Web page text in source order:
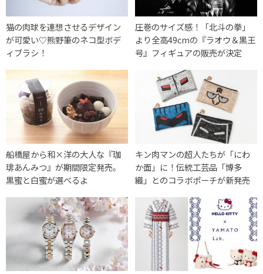
猫の肉球を連想させるデザイン
が可愛い♡熊野筆のネコ型ボデ
ィブラシ！
圧巻のサイズ感！「北斗の拳」
より全高49cmの『ラオウ＆黒王
号』フィギュアの販売が決定
船橋屋から和×洋の大人な『珈
琲あんみつ』が期間限定発売。
黒蜜と白蜜が選べるよ
キン肉マンの超人たちが「にわ
か面」に！伝統工芸品「博多
織」とのコラボポーチが新発売